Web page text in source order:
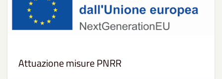
Attuazione misure PNRR